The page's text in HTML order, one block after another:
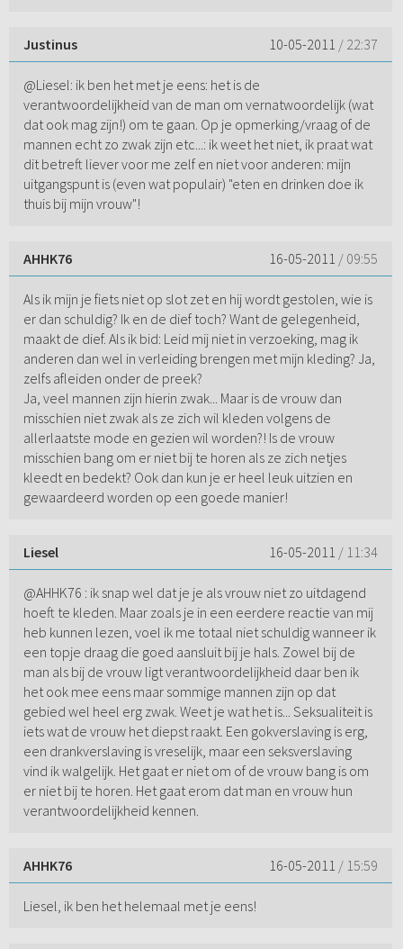
Justinus 10-05-2011 / 22:37
@Liesel: ik ben het met je eens: het is de
verantwoordelijkheid van de man om vernatwoordelijk (wat
dat ook mag zijn!) om te gaan. Op je opmerking/vraag of de
mannen echt zo zwak zijn etc...: ik weet het niet, ik praat wat
dit betreft liever voor me zelf en niet voor anderen: mijn
uitgangspunt is (even wat populair) "eten en drinken doe ik
thuis bij mijn vrouw"!
AHHK76 16-05-2011 / 09:55
Als ik mijn je fiets niet op slot zet en hij wordt gestolen, wie is
er dan schuldig? Ik en de dief toch? Want de gelegenheid,
maakt de dief. Als ik bid: Leid mij niet in verzoeking, mag ik
anderen dan wel in verleiding brengen met mijn kleding? Ja,
zelfs afleiden onder de preek?
Ja, veel mannen zijn hierin zwak... Maar is de vrouw dan
misschien niet zwak als ze zich wil kleden volgens de
allerlaatste mode en gezien wil worden?! Is de vrouw
misschien bang om er niet bij te horen als ze zich netjes
kleedt en bedekt? Ook dan kun je er heel leuk uitzien en
gewaardeerd worden op een goede manier!
Liesel 16-05-2011 / 11:34
@AHHK76 : ik snap wel dat je je als vrouw niet zo uitdagend
hoeft te kleden. Maar zoals je in een eerdere reactie van mij
heb kunnen lezen, voel ik me totaal niet schuldig wanneer ik
een topje draag die goed aansluit bij je hals. Zowel bij de
man als bij de vrouw ligt verantwoordelijkheid daar ben ik
het ook mee eens maar sommige mannen zijn op dat
gebied wel heel erg zwak. Weet je wat het is... Seksualiteit is
iets wat de vrouw het diepst raakt. Een gokverslaving is erg,
een drankverslaving is vreselijk, maar een seksverslaving
vind ik walgelijk. Het gaat er niet om of de vrouw bang is om
er niet bij te horen. Het gaat erom dat man en vrouw hun
verantwoordelijkheid kennen.
AHHK76 16-05-2011 / 15:59
Liesel, ik ben het helemaal met je eens!